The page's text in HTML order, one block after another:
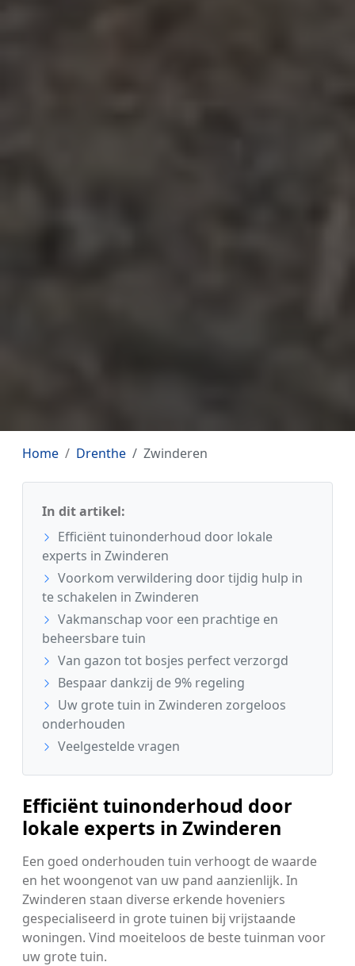
Home Drenthe Zwinderen
In dit artikel:
Efficiënt tuinonderhoud door lokale
experts in Zwinderen
Voorkom verwildering door tijdig hulp in
te schakelen in Zwinderen
Vakmanschap voor een prachtige en
beheersbare tuin
Van gazon tot bosjes perfect verzorgd
Bespaar dankzij de 9% regeling
Uw grote tuin in Zwinderen zorgeloos
onderhouden
Veelgestelde vragen
Efficiënt tuinonderhoud door
lokale experts in Zwinderen
Een goed onderhouden tuin verhoogt de waarde
en het woongenot van uw pand aanzienlijk. In
Zwinderen staan diverse erkende hoveniers
gespecialiseerd in grote tuinen bij vrijstaande
woningen. Vind moeiteloos de beste tuinman voor
uw grote tuin.